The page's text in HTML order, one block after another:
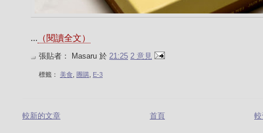
... （閱讀全文）
張貼者： Masaru 於 21:25 2 意見
標籤： 美食 團購 E-3
較新的文章 首頁